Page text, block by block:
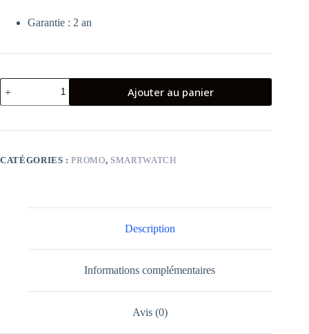
Garantie : 2 an
quantité
de
KIESLECT
WATCH
Ajouter au panier
CATÉGORIES :PROMO, SMARTWATCH
Description
Informations complémentaires
Avis (0)